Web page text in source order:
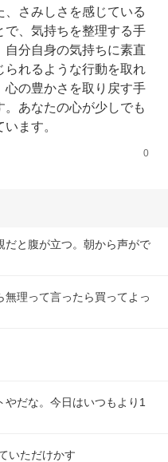
さみしさを感じている
で、気持ちを整理する手
自分自身の気持ちに素直
られるような行動を取れ
心の豊かさを取り戻す手
。あなたの心が少しでも
ます。
0
だと腹が立つ。朝から声がで
理って言ったら買ってよっ
やだな。今日はいつもより1
いただけかす